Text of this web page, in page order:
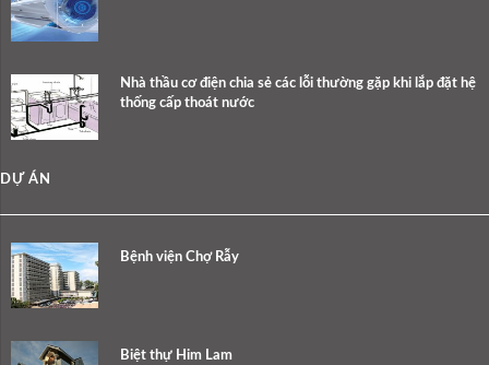
Nhà thầu cơ điện chia sẻ các lỗi thường gặp khi lắp đặt hệ
thống cấp thoát nước
DỰ ÁN
Bệnh viện Chợ Rẫy
Biệt thự Him Lam